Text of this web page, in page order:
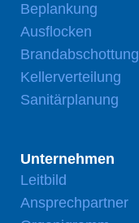
Beplankung
Ausflocken
Brandabschottung
Kellerverteilung
Sanitärplanung
Unternehmen
Leitbild
Ansprechpartner